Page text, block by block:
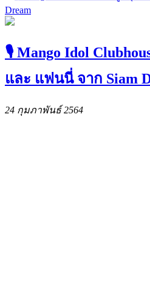
🎙️ Mango Idol
และ แฟนนี่ จาก Siam
24 กุมภาพันธ์ 2564